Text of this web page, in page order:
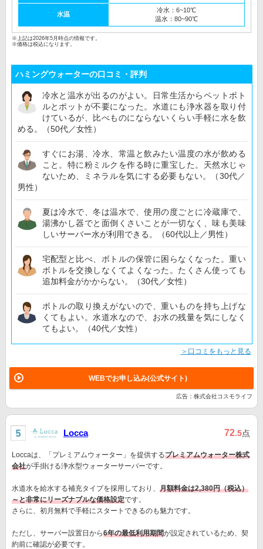
水温
冷水：6~10℃
温水：80~90℃
※上記は2026年5月時点の情報です。
※価格は税込になります。
ハミングウォーターの口コミ・評判
冷水と温水が出るのがよい。日常生活からペットボト
ルとポットが不要になった。水道にも浄水器を取り付
けているが、比べものにならないくらい手軽に水を飲
める。（50代／女性）
すぐにお湯、冷水、常温と飲みたい温度の水が飲める
こと。特に粉ミルクを作る時に重宝した。天然水じゃ
ないため、ミネラルを気にする必要もない。（30代／
男性）
夏は冷水で、冬は温水で、使用の度ごとに冷蔵庫で、
湯沸かし器でと面倒くさいことが一切なく、味も美味
しいサーバー水が利用できる。（60代以上／男性）
宅配型と比べ、ボトルの保管に困らなくなった。重い
ボトルを交換しなくてよくなった。たくさん使っても
追加料金がかからない。（30代／女性）
ボトルの取り換えがないので、重いものを持ち上げな
くてもよい。水道水なので、お水の残量を気にしなく
てもよい。（40代／女性）
＞口コミをもっと見る
WEBでお申し込み(公式サイト)
広告：株式会社コスモライフ
Locca 72.5点
Loccaは、「プレミアムウォーター」を提供するプレミアムウォーター株式
会社が手掛ける浄水型ウォーターサーバーです。
水道水を給水する補充タイプを採用しており、 月額料金は2,380円（税込）
～と非常にリーズナブルな価格設定です。
さらに、初月無料で手軽にスタートできるのも魅力です。
ただし、サーバー設置日から6年の最低利用期間が設定されているため、契
約前に確認が必要です。